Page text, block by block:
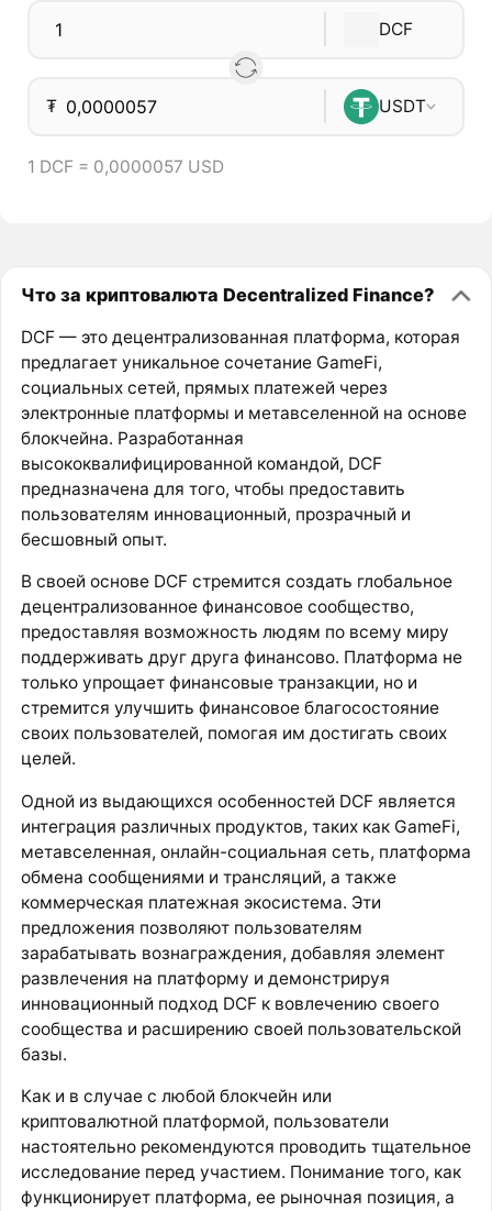
DCF
₮ USDT
1 DCF = 0,0000057 USD
Что за криптовалюта Decentralized Finance?
DCF — это децентрализованная платформа, которая
предлагает уникальное сочетание GameFi,
социальных сетей, прямых платежей через
электронные платформы и метавселенной на основе
блокчейна. Разработанная
высококвалифицированной командой, DCF
предназначена для того, чтобы предоставить
пользователям инновационный, прозрачный и
бесшовный опыт.
В своей основе DCF стремится создать глобальное
децентрализованное финансовое сообщество,
предоставляя возможность людям по всему миру
поддерживать друг друга финансово. Платформа не
только упрощает финансовые транзакции, но и
стремится улучшить финансовое благосостояние
своих пользователей, помогая им достигать своих
целей.
Одной из выдающихся особенностей DCF является
интеграция различных продуктов, таких как GameFi,
метавселенная, онлайн-социальная сеть, платформа
обмена сообщениями и трансляций, а также
коммерческая платежная экосистема. Эти
предложения позволяют пользователям
зарабатывать вознаграждения, добавляя элемент
развлечения на платформу и демонстрируя
инновационный подход DCF к вовлечению своего
сообщества и расширению своей пользовательской
базы.
Как и в случае с любой блокчейн или
криптовалютной платформой, пользователи
настоятельно рекомендуются проводить тщательное
исследование перед участием. Понимание того, как
функционирует платформа, ее рыночная позиция, а